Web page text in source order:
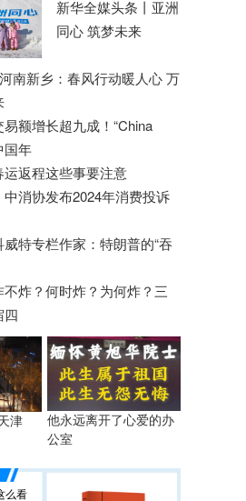
新华全媒头条丨 亚洲
同心 筑梦未来
河南新乡：春风行动暖人心 万
额增长超九成！“China
国年
运返程这些事要注意
中消协发布2024年消费投诉
特专栏作家：特朗普的“吞
不炸？何时炸？为何炸？三
四
津
他永远离开了心爱的办
公室